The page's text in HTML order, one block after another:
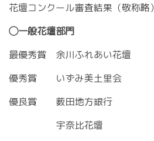
花壇コンクール審査結果（敬称略）
◯一般花壇部門
最優秀賞 余川ふれあい花壇
優秀賞 いずみ美土里会
優良賞 薮田地方銀行
宇奈比花壇